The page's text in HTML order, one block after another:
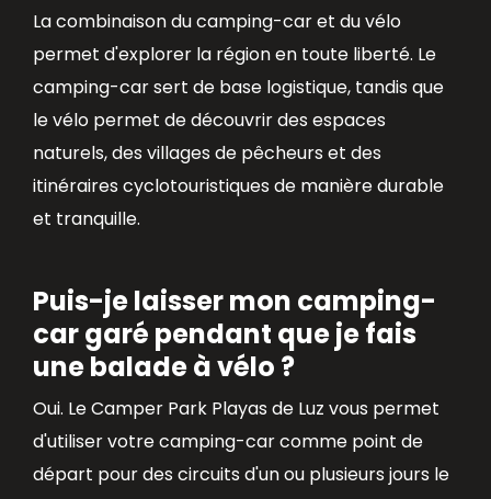
La combinaison du camping-car et du vélo
permet d'explorer la région en toute liberté. Le
camping-car sert de base logistique, tandis que
le vélo permet de découvrir des espaces
naturels, des villages de pêcheurs et des
itinéraires cyclotouristiques de manière durable
et tranquille.
Puis-je laisser mon camping-
car garé pendant que je fais
une balade à vélo ?
Oui. Le Camper Park Playas de Luz vous permet
d'utiliser votre camping-car comme point de
départ pour des circuits d'un ou plusieurs jours le